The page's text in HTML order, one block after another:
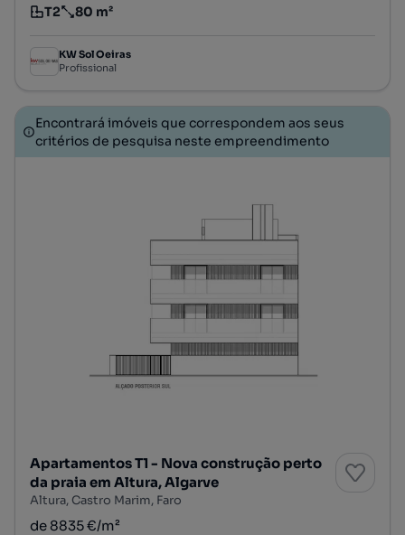
Tipologia
T2
Preço por metro quadrado
80 m²
KW Sol Oeiras
Profissional
Encontrará imóveis que correspondem aos seus
critérios de pesquisa neste empreendimento
Apartamentos T1 - Nova construção perto
da praia em Altura, Algarve
Altura, Castro Marim, Faro
de 8835 €/m²